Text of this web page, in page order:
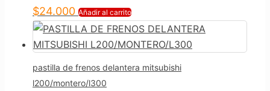
$24.000 Añadir al carrito
pastilla de frenos delantera mitsubishi
l200/montero/l300